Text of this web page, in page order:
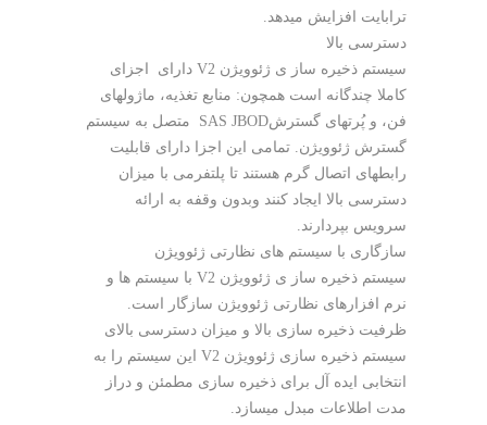
ترابایت افزایش میدهد.
دسترسی بالا
سیستم ذخیره ساز ی ژئوویژن V2 دارای اجزای
کاملا چندگانه است همچون: منابع تغذیه، ماژولهای
فن، و پُرتهای گسترشSAS JBOD متصل به سیستم
گسترش ژئوویژن. تمامی این اجزا دارای قابلیت
رابطهای اتصال گرم هستند تا پلتفرمی با میزان
دسترسی بالا ایجاد کنند وبدون وقفه به ارائه
سرویس بپردارند.
سازگاری با سیستم های نظارتی ژئوویژن
سیستم ذخیره ساز ی ژئوویژن V2 با سیستم ها و
نرم افزارهای نظارتی ژئوویژن سازگار است.
ظرفیت ذخیره سازی بالا و میزان دسترسی بالای
سیستم ذخیره سازی ژئوویژن V2 این سیستم را به
انتخابی ایده آل برای ذخیره سازی مطمئن و دراز
مدت اطلاعات مبدل میسازد.